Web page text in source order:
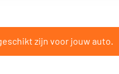
zijn voor jouw auto.